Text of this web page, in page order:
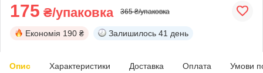
175 ₴/упаковка 365 ₴/упаковка
Економія 190 ₴ Залишилось 41 день
Опис Характеристики Доставка Оплата Умови